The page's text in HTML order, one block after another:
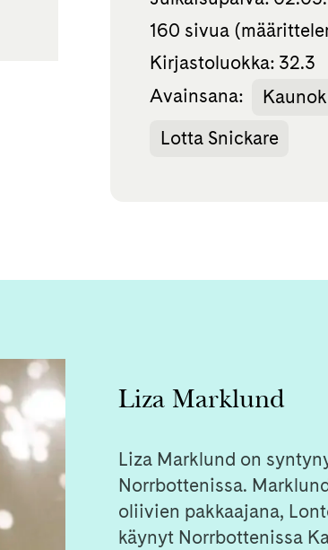
160 sivua
Kirjastoluokka: 32.3
Avainsana:
Lotta Snickare
Liza Marklund
Liza Marklund on
Norrbottenissa.
oliivien pakkaajana,
käynyt Norrbottenissa